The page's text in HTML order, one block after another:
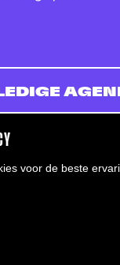
voor de beste